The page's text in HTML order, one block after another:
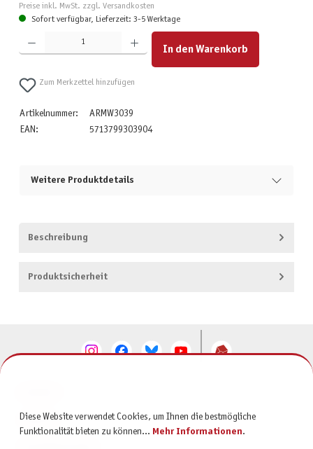
Preise inkl. MwSt. zzgl. Versandkosten
Sofort verfügbar, Lieferzeit: 3-5 Werktage
Produkt Anzahl: Gib den gewünschten Wert ein oder benutze die Schaltflächen um die Anzahl zu
In den Warenkorb
Zum Merkzettel hinzufügen
Artikelnummer:
ARMW3039
EAN:
5713799303904
Weitere Produktdetails
Beschreibung
Produktsicherheit
SERVICE
Diese Website verwendet Cookies, um Ihnen die bestmögliche
Funktionalität bieten zu können... Mehr Informationen.